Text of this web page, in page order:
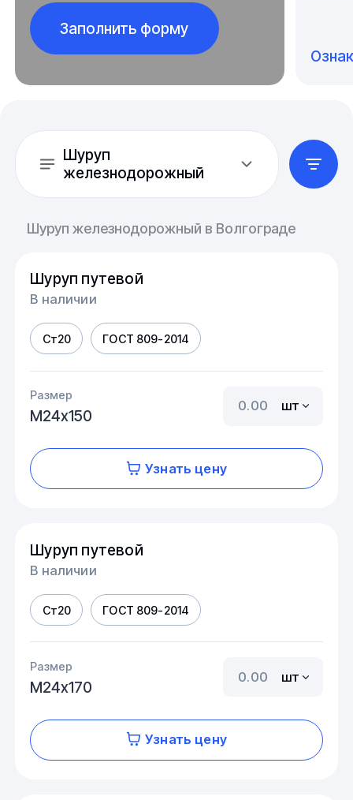
Заполнить форму
Шуруп
железнодорожный
Шуруп железнодорожный в Волгограде
Шуруп путевой
В наличии
Ст20 ГОСТ 809-2014
Размер
М24х150
шт
Узнать цену
Шуруп путевой
В наличии
Ст20 ГОСТ 809-2014
Размер
М24х170
шт
Узнать цену